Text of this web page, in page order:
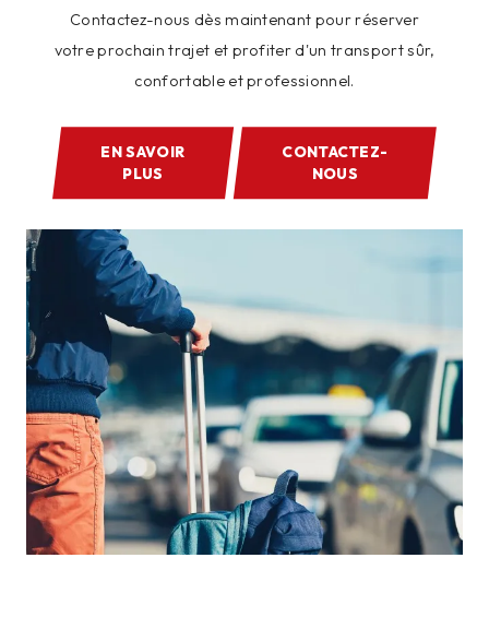
Contactez-nous dès maintenant pour réserver
votre prochain trajet et profiter d'un transport sûr,
confortable et professionnel.
EN SAVOIR
PLUS
CONTACTEZ-
NOUS